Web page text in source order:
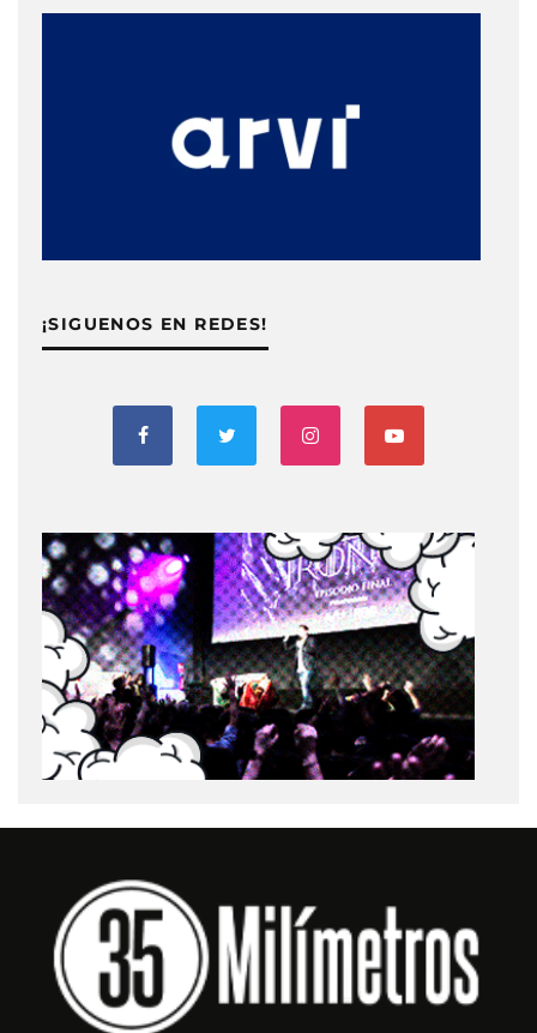
¡SIGUENOS EN REDES!